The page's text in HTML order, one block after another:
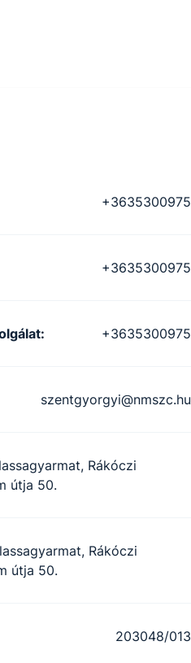
+3635300975
+3635300975
: +3635300975
szentgyorgyi@nmszc.hu
Rákóczi
útja 50.
Rákóczi
útja 50.
203048/013